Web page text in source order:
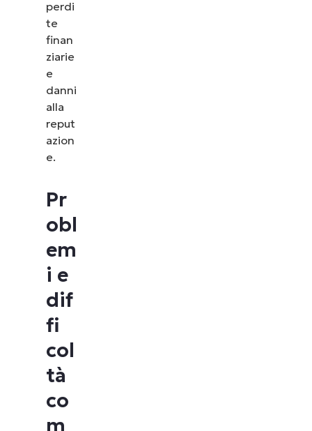
perdi
te
finan
ziarie
e
danni
alla
reput
azion
e.
Pr
obl
em
i e
dif
fi
col
tà
co
m